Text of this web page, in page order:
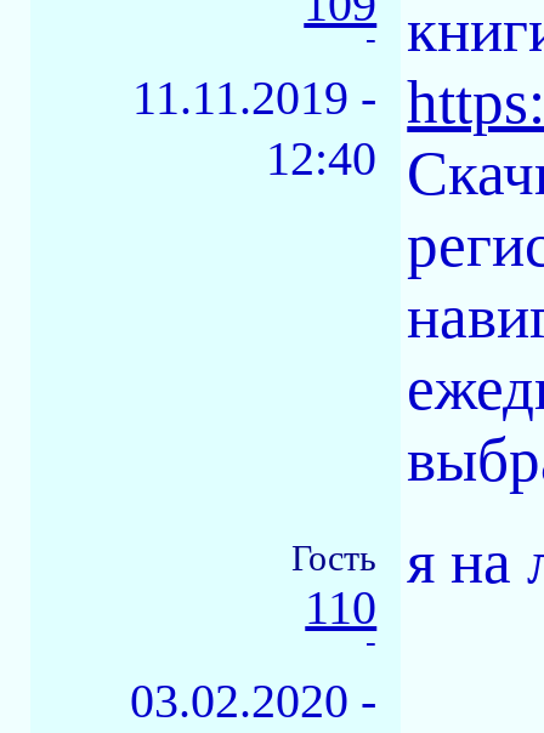
-
11.11.2019 -
12:40
Гость
110
-
03.02.2020 -
я на